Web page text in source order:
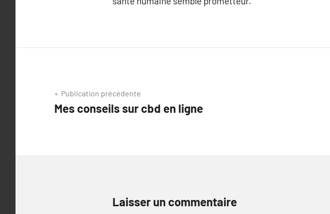
Navigation
de
Publication précédente
Mes conseils sur cbd en ligne
Laisser un commentaire